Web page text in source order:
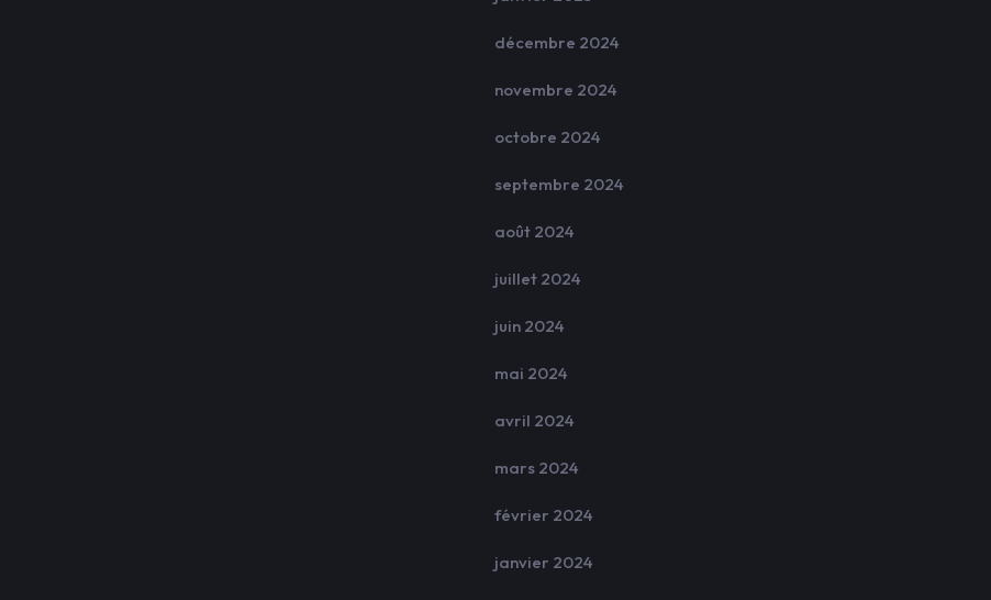
décembre 2024
novembre 2024
octobre 2024
septembre 2024
août 2024
juillet 2024
juin 2024
mai 2024
avril 2024
mars 2024
février 2024
janvier 2024